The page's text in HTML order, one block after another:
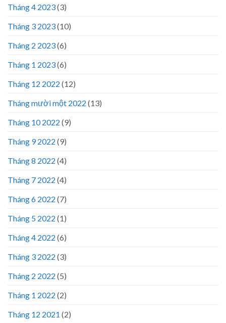
Tháng 4 2023(3)
Tháng 3 2023(10)
Tháng 2 2023(6)
Tháng 1 2023(6)
Tháng 12 2022 (12)
Tháng mười một 2022 (13)
Tháng 10 2022 (9)
Tháng 9 2022 (9)
Tháng 8 2022 (4)
Tháng 7 2022 (4)
Tháng 6 2022 (7)
Tháng 5 2022 (1)
Tháng 4 2022 (6)
Tháng 3 2022 (3)
Tháng 2 2022 (5)
Tháng 1 2022 (2)
Tháng 12 2021 (2)